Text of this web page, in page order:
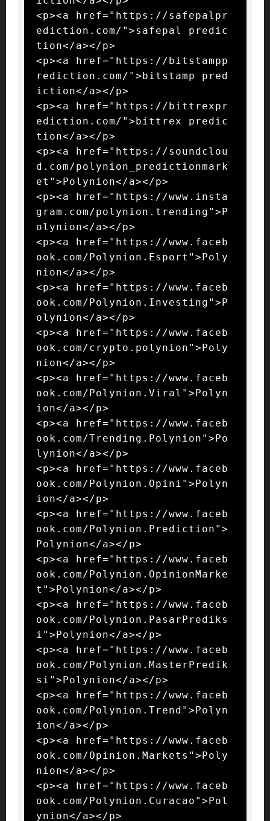
<p><a href="https://safepalpr
ediction.com/">safepal predic
tion</a></p>
<p><a href="https://bitstampp
rediction.com/">bitstamp pred
iction</a></p>
<p><a href="https://bittrexpr
ediction.com/">bittrex predic
tion</a></p>
<p><a href="https://soundclou
d.com/polynion_predictionmark
et">Polynion</a></p>
<p><a href="https://www.insta
gram.com/polynion.trending">P
olynion</a></p>
<p><a href="https://www.faceb
ook.com/Polynion.Esport">Poly
nion</a></p>
<p><a href="https://www.faceb
ook.com/Polynion.Investing">P
olynion</a></p>
<p><a href="https://www.faceb
ook.com/crypto.polynion">Poly
nion</a></p>
<p><a href="https://www.faceb
ook.com/Polynion.Viral">Polyn
ion</a></p>
<p><a href="https://www.faceb
ook.com/Trending.Polynion">Po
lynion</a></p>
<p><a href="https://www.faceb
ook.com/Polynion.Opini">Polyn
ion</a></p>
<p><a href="https://www.faceb
ook.com/Polynion.Prediction">
Polynion</a></p>
<p><a href="https://www.faceb
ook.com/Polynion.OpinionMarke
t">Polynion</a></p>
<p><a href="https://www.faceb
ook.com/Polynion.PasarPrediks
i">Polynion</a></p>
<p><a href="https://www.faceb
ook.com/Polynion.MasterPredik
si">Polynion</a></p>
<p><a href="https://www.faceb
ook.com/Polynion.Trend">Polyn
ion</a></p>
<p><a href="https://www.faceb
ook.com/Opinion.Markets">Poly
nion</a></p>
<p><a href="https://www.faceb
ook.com/Polynion.Curacao">Pol
ynion</a></p>